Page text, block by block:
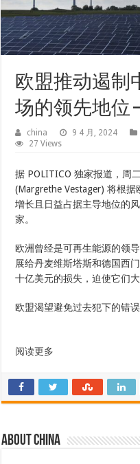
欧盟推动遏制
场的领先地位 –
china 9 4 月, 2024
27 Views
据 POLITICO 独家报道，周
(Margrethe Vestager) 将根
增长且日益占据主导地位的
家。
欧洲曾经是可再生能源的领
展给丹麦维斯塔斯和德国西
十亿美元的损失，迫使它们大
欧盟渴望避免过去犯下的错
阅读更多
About china